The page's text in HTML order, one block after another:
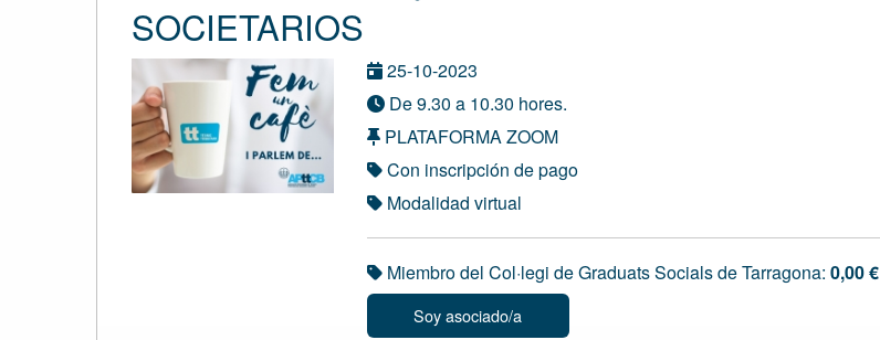
SOCIETARIOS
25-10-2023
De 9.30 a 10.30 hores.
PLATAFORMA ZOOM
Con inscripción de pago
Modalidad virtual
Miembro del Col·legi de Graduats Socials de Tarragona: 0,00 €
Soy asociado/a